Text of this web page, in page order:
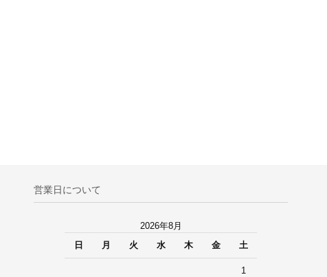
営業日について
2026年8月
日
月 火 水 木 金 土
1